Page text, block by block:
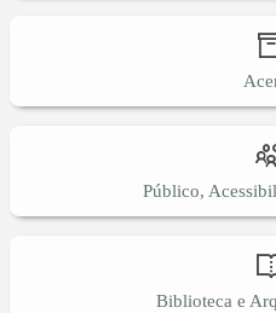
Público,
Biblioteca e